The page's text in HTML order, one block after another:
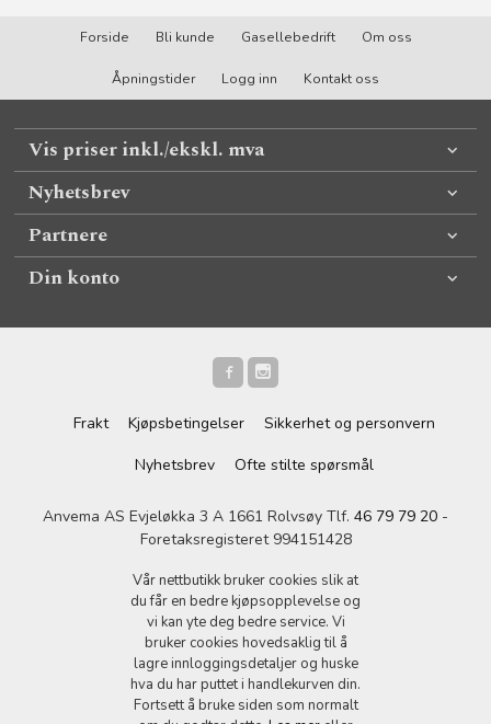
Forside Bli kunde Gasellebedrift Om oss
Åpningstider Logg inn Kontakt oss
Vis priser inkl./ekskl. mva
Nyhetsbrev
Partnere
Din konto
Frakt Kjøpsbetingelser
Sikkerhet og personvern
Nyhetsbrev
Ofte stilte spørsmål
Anvema AS Evjeløkka 3 A 1661 Rolvsøy Tlf. 46 79 79 20 -
Foretaksregisteret 994151428
Vår nettbutikk bruker cookies slik at
du får en bedre kjøpsopplevelse og
vi kan yte deg bedre service. Vi
bruker cookies hovedsaklig til å
lagre innloggingsdetaljer og huske
hva du har puttet i handlekurven din.
Fortsett å bruke siden som normalt